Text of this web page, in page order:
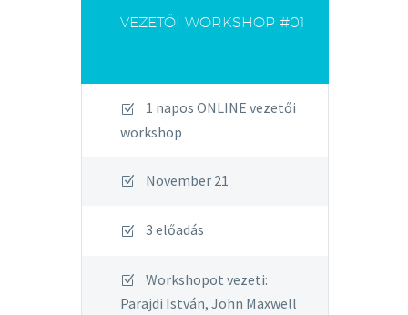
VEZETŐI WORKSHOP #01
1 napos ONLINE vezetői
workshop
November 21
3 előadás
Workshopot vezeti:
Parajdi István, John Maxwell